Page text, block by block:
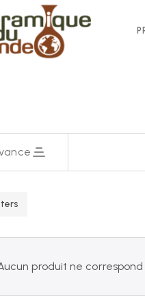
produit ne